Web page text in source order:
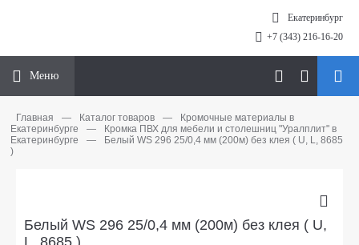
Екатеринбург
+7 (343) 216-16-20
Меню
Главная — Каталог товаров —
Кромочные материалы в
Екатеринбурге
—
Кромка ПВХ для мебели и столешниц "Уралплит" в
Екатеринбурге
—
Белый WS 296 25/0,4 мм (200м) без клея ( U, L, 8685
)
Белый WS 296 25/0,4 мм (200м) без клея ( U,
L, 8685 )